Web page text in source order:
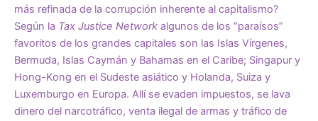
más refinada de la corrupción inherente al capitalismo?
Según la Tax Justice Network algunos de los “paraísos”
favoritos de los grandes capitales son las Islas Vírgenes,
Bermuda, Islas Caymán y Bahamas en el Caribe; Singapur y
Hong-Kong en el Sudeste asiático y Holanda, Suiza y
Luxemburgo en Europa. Allí se evaden impuestos, se lava
dinero del narcotráfico, venta ilegal de armas y tráfico de